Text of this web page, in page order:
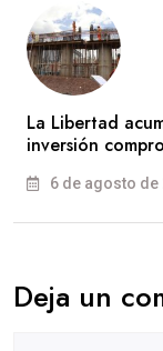
La Libertad
inversión
6 de agosto de
Deja un